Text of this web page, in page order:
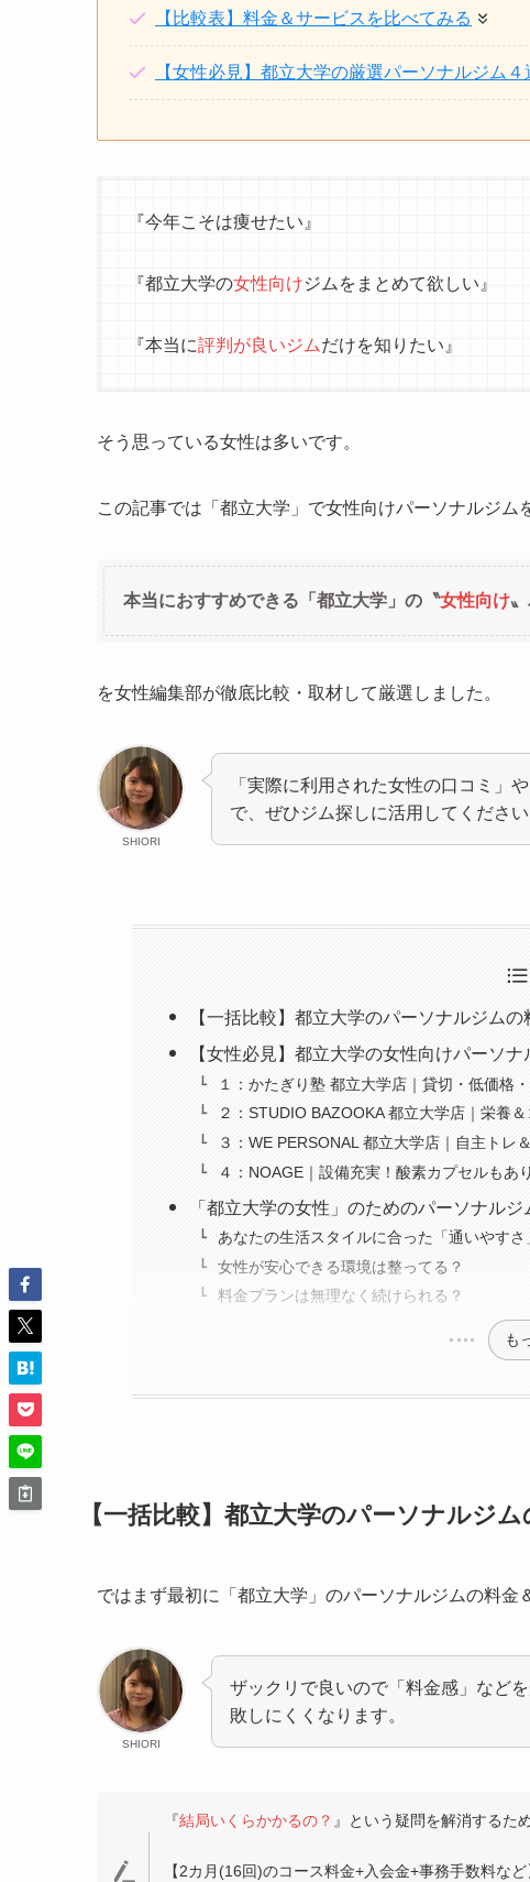
【比較表】料金＆サービスを比べてみる
【女性必見】都立大学の厳選パーソナルジム４
『今年こそは痩せたい』
『都立大学の女性向けジムをまとめて欲しい』
『本当に評判が良いジムだけを知りたい』
そう思っている女性は多いです。
この記事では「都立大学」で女性向けパーソナルジム
本当におすすめできる「都立大学」の〝女性向け
を女性編集部が徹底比較・取材して厳選しました。
SHIORI
「実際に利用された女性の口コミ」や
で、ぜひジム探しに活用してください
【一括比較】都立大学のパーソナルジムの
【女性必見】都立大学の女性向けパーソ
１：かたぎり塾 都立大学店｜貸切・低価格
２：STUDIO BAZOOKA 都立大学店｜栄養
３：WE PERSONAL 都立大学店｜自主トレ
４：NOAGE｜設備充実！酸素カプセルもあり
「都立大学の女性」のためのパーソナル
あなたの生活スタイルに合った「通いやすさ
女性が安心できる環境は整ってる？
料金プランは無理なく続けられる？
も
【一括比較】都立大学のパーソナルジ
ではまず最初に「都立大学」のパーソナルジムの料金
SHIORI
ザックリで良いので「料金感」など
敗しにくくなります。
『結局いくらかかるの？ 』という疑問を解消するた
【2カ月(16回)のコース料金+入会金+事務手数料など